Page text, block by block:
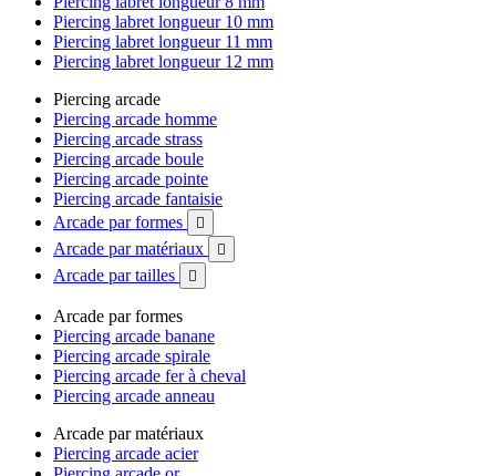
Piercing labret longueur 10 mm
Piercing labret longueur 11 mm
Piercing labret longueur 12 mm
Piercing arcade
Piercing arcade homme
Piercing arcade strass
Piercing arcade boule
Piercing arcade pointe
Piercing arcade fantaisie
Arcade par formes

Arcade par matériaux 
Arcade par tailles 
Arcade par formes
Piercing arcade banane
Piercing arcade spirale
Piercing arcade fer à cheval
Piercing arcade anneau
Arcade par matériaux
Piercing arcade acier